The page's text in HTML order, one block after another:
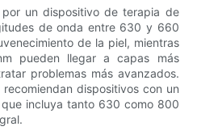
un dispositivo de terapia de
de onda entre 630 y 660
de la piel, mientras
pueden llegar a capas más
problemas más avanzados.
dispositivos con un
incluya tanto 630 como 800